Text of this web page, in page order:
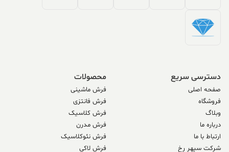
دسترسی سریع
صفحه اصلی
فروشگاه
وبلاگ
درباره ما
ارتباط با ما
شرکت سپهر رخ
محصولات
فرش ماشینی
فرش فانتزی
فرش کلاسیک
فرش مدرن
فرش نئوکلاسیک
فرش لاکی